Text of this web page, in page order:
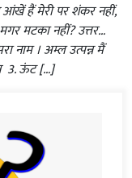
आंखें हैं मेरी पर शंकर नहीं,
मटका नहीं? उत्तर…
नाम । अम्ल उत्पन्न मैं
3. ऊंट […]